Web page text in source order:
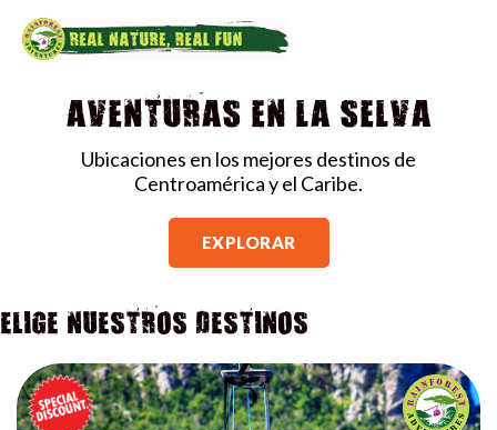
AVENTURAS EN LA SELVA
Ubicaciones en los mejores destinos de
Centroamérica y el Caribe.
EXPLORAR
ELIGE NUESTROS DESTINOS